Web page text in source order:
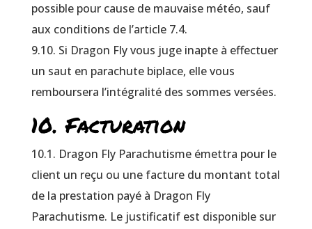
possible pour cause de mauvaise météo, sauf
aux conditions de l’article 7.4.
9.10. Si Dragon Fly vous juge inapte à effectuer
un saut en parachute biplace, elle vous
remboursera l’intégralité des sommes versées.
10. Facturation
10.1. Dragon Fly Parachutisme émettra pour le
client un reçu ou une facture du montant total
de la prestation payé à Dragon Fly
Parachutisme. Le justificatif est disponible sur